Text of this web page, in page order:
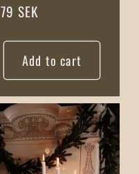
Regular
79 SEK
Add to cart